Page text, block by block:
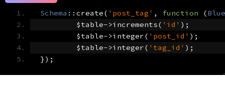
Schema :: create( 'post_tag' , function (
	$table
->increments( 'id' );
	$table
->integer( 'post_id' );
	$table
->integer( 'tag_id' );
});